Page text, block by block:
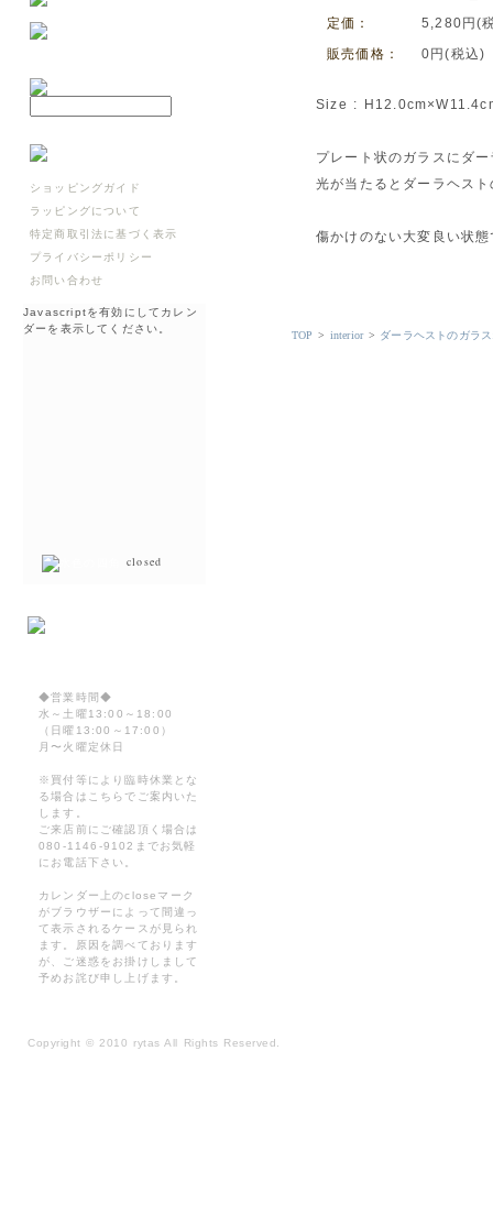
定価：
5,280円(
販売価格：
0円(税込)
Size :
プレート状のガラスにダ
光が当たるとダーラヘス
傷かけのない大変良い状
TOP > interior> ダーラヘストのガラ
ショッピングガイド
ラッピングについて
特定商取引法に基づく表示
プライバシーポリシー
お問い合わせ
Javascriptを有効にしてカレン
ダーを表示してください。
closed
◆営業時間◆
水～土曜13:00～18:00
（日曜13:00～17:00）
月〜火曜定休日
※買付等により臨時休業とな
る場合はこちらでご案内いた
します。
ご来店前にご確認頂く場合は
080-1146-9102までお気軽
にお電話下さい。
カレンダー上のcloseマーク
がブラウザーによって間違っ
て表示されるケースが見られ
ます。原因を調べております
が、ご迷惑をお掛けしまして
予めお詫び申し上げます。
Copyright© 2010 rytas All Rights Reserved.